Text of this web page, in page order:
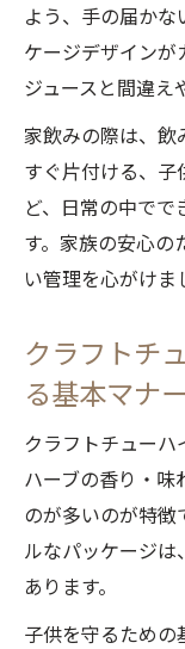
よう、手の届か
ケージデザイン
ジュースと間違え
家飲みの際は、飲
すぐ片付ける、
ど、日常の中で
す。家族の安心の
い管理を心がけま
クラフトチ
る基本マナー
クラフトチュー
ハーブの香り・味
のが多いのが特徴
ルなパッケージは
あります。
子供を守るため